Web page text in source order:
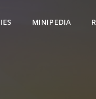
MINIPEDIA